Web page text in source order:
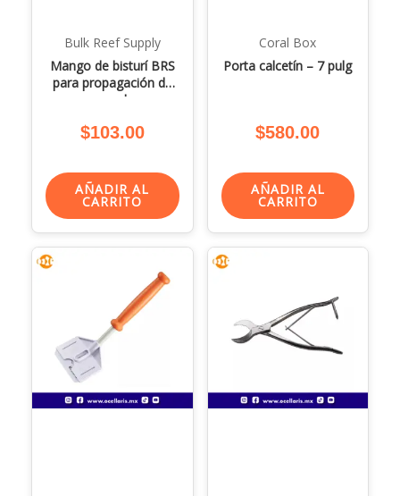
Bulk Reef Supply
Mango de bisturí BRS
para propagación de
coral
$103.00
AÑADIR AL
CARRITO
Coral Box
Porta calcetín – 7 pulg
$580.00
AÑADIR AL
CARRITO